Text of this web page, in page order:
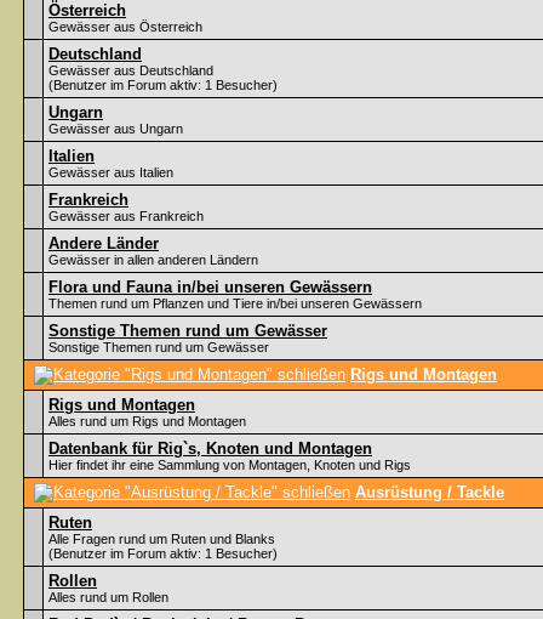
Österreich
Gewässer aus Österreich
Deutschland
Gewässer aus Deutschland
(Benutzer im Forum aktiv: 1 Besucher)
Ungarn
Gewässer aus Ungarn
Italien
Gewässer aus Italien
Frankreich
Gewässer aus Frankreich
Andere Länder
Gewässer in allen anderen Ländern
Flora und Fauna in/bei unseren Gewässern
Themen rund um Pflanzen und Tiere in/bei unseren Gewässern
Sonstige Themen rund um Gewässer
Sonstige Themen rund um Gewässer
Rigs und Montagen
Rigs und Montagen
Alles rund um Rigs und Montagen
Datenbank für Rig`s, Knoten und Montagen
Hier findet ihr eine Sammlung von Montagen, Knoten und Rigs
Ausrüstung / Tackle
Ruten
Alle Fragen rund um Ruten und Blanks
(Benutzer im Forum aktiv: 1 Besucher)
Rollen
Alles rund um Rollen